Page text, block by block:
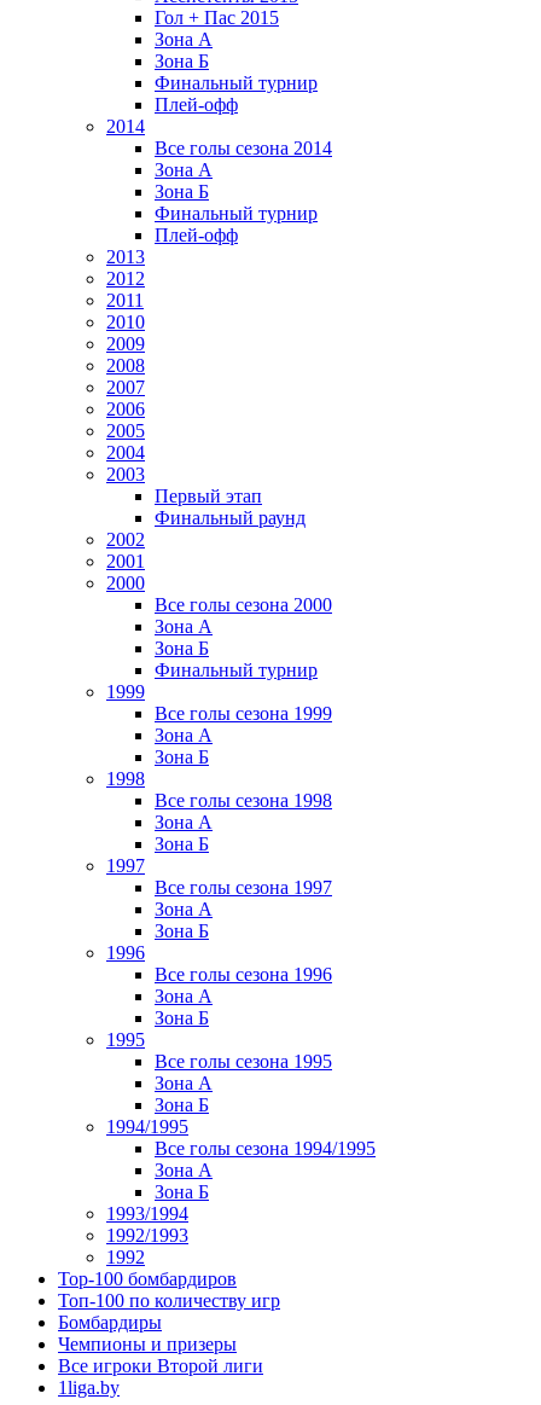
Гол + Пас 2015
Зона А
Зона Б
Финальный турнир
Плей-офф
2014
Все голы сезона 2014
Зона А
Зона Б
Финальный турнир
Плей-офф
2013
2012
2011
2010
2009
2008
2007
2006
2005
2004
2003
Первый этап
Финальный раунд
2002
2001
2000
Все голы сезона 2000
Зона А
Зона Б
Финальный турнир
1999
Все голы сезона 1999
Зона А
Зона Б
1998
Все голы сезона 1998
Зона А
Зона Б
1997
Все голы сезона 1997
Зона А
Зона Б
1996
Все голы сезона 1996
Зона А
Зона Б
1995
Все голы сезона 1995
Зона А
Зона Б
1994/1995
Все голы сезона 1994/1995
Зона А
Зона Б
1993/1994
1992/1993
1992
Top-100 бомбардиров
Топ-100 по количеству игр
Бомбардиры
Чемпионы и призеры
Все игроки Второй лиги
1liga.by